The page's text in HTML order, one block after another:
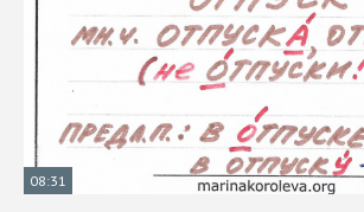
08:31